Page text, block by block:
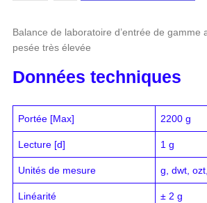
Balance de laboratoire d’entrée de gamme
pesée très élevée
Données techniques
Portée [Max] 2200 g
Lecture [d] 1 g
Unités de mesure g, dwt,
Linéarité ± 2 g